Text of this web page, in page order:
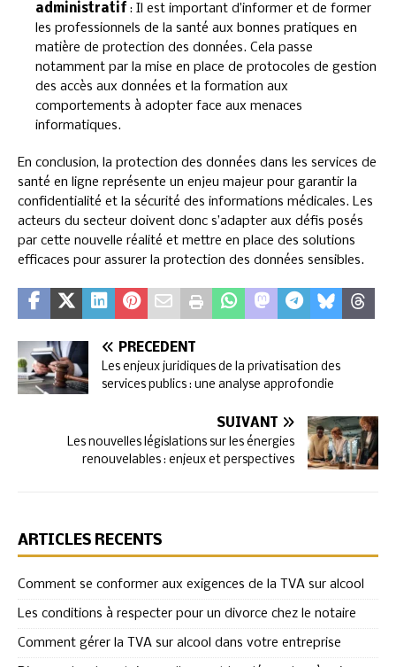
administratif : Il est important d’informer et de former
les professionnels de la santé aux bonnes pratiques en
matière de protection des données. Cela passe
notamment par la mise en place de protocoles de gestion
des accès aux données et la formation aux
comportements à adopter face aux menaces
informatiques.
En conclusion, la protection des données dans les services de
santé en ligne représente un enjeu majeur pour garantir la
confidentialité et la sécurité des informations médicales. Les
acteurs du secteur doivent donc s’adapter aux défis posés
par cette nouvelle réalité et mettre en place des solutions
efficaces pour assurer la protection des données sensibles.
PRÉCÉDENT
Les enjeux juridiques de la privatisation des
services publics : une analyse approfondie
SUIVANT
Les nouvelles législations sur les énergies
renouvelables : enjeux et perspectives
ARTICLES RÉCENTS
Comment se conformer aux exigences de la TVA sur alcool
Les conditions à respecter pour un divorce chez le notaire
Comment gérer la TVA sur alcool dans votre entreprise